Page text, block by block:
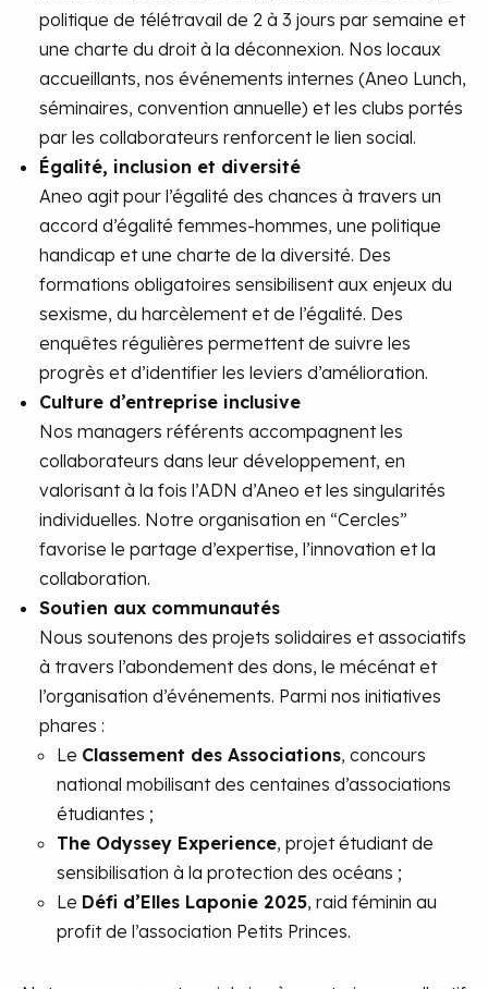
politique de télétravail de 2 à 3 jours par semaine et
une charte du droit à la déconnexion. Nos locaux
accueillants, nos événements internes (Aneo Lunch,
séminaires, convention annuelle) et les clubs portés
par les collaborateurs renforcent le lien social.
Égalité, inclusion et diversité
Aneo agit pour l’égalité des chances à travers un
accord d’égalité femmes-hommes, une politique
handicap et une charte de la diversité. Des
formations obligatoires sensibilisent aux enjeux du
sexisme, du harcèlement et de l’égalité. Des
enquêtes régulières permettent de suivre les
progrès et d’identifier les leviers d’amélioration.
Culture d’entreprise inclusive
Nos managers référents accompagnent les
collaborateurs dans leur développement, en
valorisant à la fois l’ADN d’Aneo et les singularités
individuelles. Notre organisation en “Cercles”
favorise le partage d’expertise, l’innovation et la
collaboration.
Soutien aux communautés
Nous soutenons des projets solidaires et associatifs
à travers l’abondement des dons, le mécénat et
l’organisation d’événements. Parmi nos initiatives
phares :
Le Classement des Associations, concours
national mobilisant des centaines d’associations
étudiantes ;
The Odyssey Experience, projet étudiant de
sensibilisation à la protection des océans ;
Le Défi d’Elles Laponie 2025, raid féminin au
profit de l’association Petits Princes.